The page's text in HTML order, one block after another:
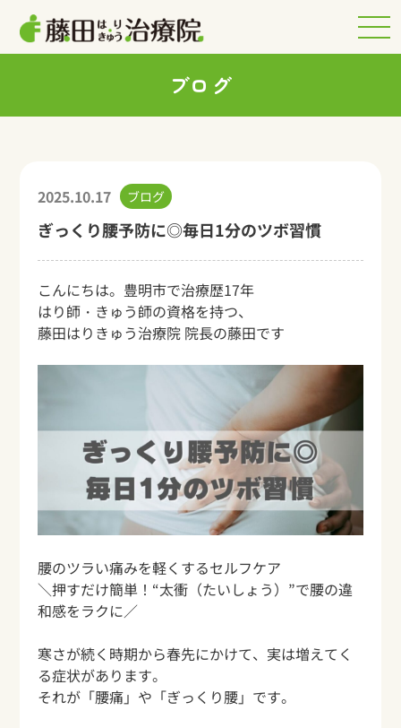
ブログ
2025.10.17 ブログ
ぎっくり腰予防に◎毎日1分のツボ習慣
こんにちは。豊明市で治療歴17年
はり師・きゅう師の資格を持つ、
藤田はりきゅう治療院 院長の藤田です
腰のツラい痛みを軽くするセルフケア
＼押すだけ簡単！“太衝（たいしょう）”で腰の違
和感をラクに／
寒さが続く時期から春先にかけて、実は増えてく
る症状があります。
それが「腰痛」や「ぎっくり腰」です。